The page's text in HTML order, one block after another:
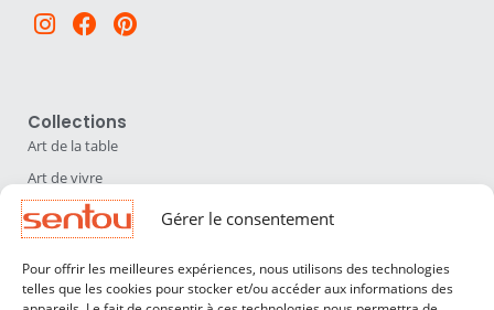
Gérer le consentement
Pour offrir les meilleures expériences, nous utilisons des technologies
telles que les cookies pour stocker et/ou accéder aux informations des
Instagram
Facebook
Pinterest
Collections
Art de la table
Art de vivre
Déco
Luminaires
Mobilier